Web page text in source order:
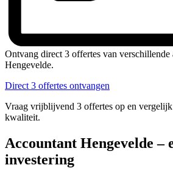
Ontvang direct 3 offertes van verschillende
Hengevelde.
Direct 3 offertes ontvangen
Vraag vrijblijvend 3 offertes op en
kwaliteit.
Accountant Hengevelde –
investering